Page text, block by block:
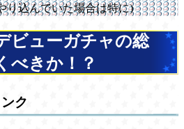
り込んでいた場合は特に)
ビューガチャの総
べきか！？
ク